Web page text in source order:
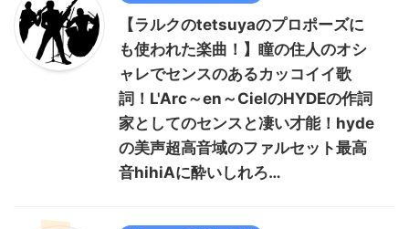
【ラルクのtetsuyaのプロポーズに
も使われた楽曲！】瞳の住人のオシ
ャレでセンスのあるカッコイイ歌
詞！L'Arc～en～CielのHYDEの作詞
家としてのセンスと凄い才能！hyde
の美声超高音域のファルセット最高
音hihiAに酔いしれろ…